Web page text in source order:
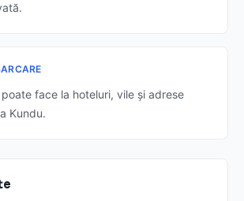
face la hoteluri, vile și adrese
Kundu.